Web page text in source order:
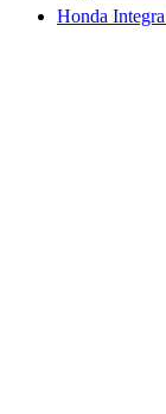
Honda